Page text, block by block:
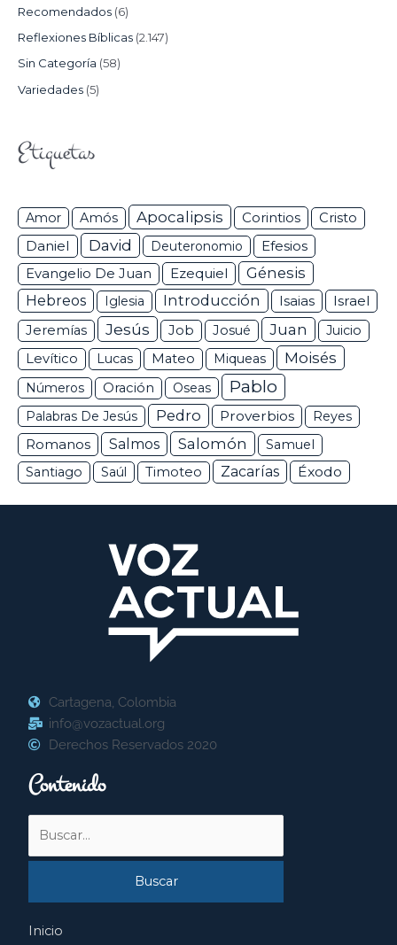
Recomendados (6)
Reflexiones Bíblicas (2.147)
Sin Categoría (58)
Variedades (5)
Etiquetas
Amor Amós Apocalipsis Corintios Cristo
Daniel David Deuteronomio Efesios
Evangelio De Juan Ezequiel
Génesis
Hebreos
Iglesia Introducción Isaias Israel
Jeremías Jesús Job Josué Juan
Juicio
Levítico
Lucas Mateo Miqueas Moisés
Números Oración Oseas Pablo
Palabras De Jesús Pedro Proverbios Reyes
Romanos Salmos Salomón
Samuel
Santiago
Saúl Timoteo Zacarías Éxodo
Cartagena, Colombia
info@vozactual.org
Derechos Reservados 2020
Contenido
Inicio